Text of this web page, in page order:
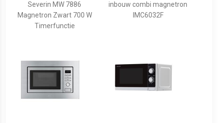
Severin MW 7886
Magnetron Zwart 700 W
Timerfunctie
inbouw combi magnetron
IMC6032F